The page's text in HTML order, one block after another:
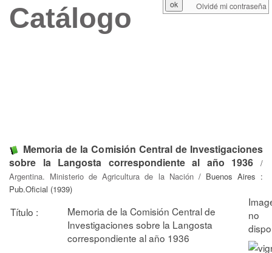
Catálogo
Memoria de la Comisión Central de Investigaciones
sobre la Langosta correspondiente al año 1936 /
Argentina. Ministerio de Agricultura de la Nación/ Buenos Aires :
Pub.Oficial (1939)
Título :
Memoria de la Comisión Central de
Investigaciones sobre la Langosta
correspondiente al año 1936
Olvidé mi contraseña